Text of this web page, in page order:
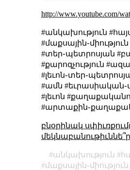
http://www.youtube.com/
#անկախություն
#տեր֊պետրոսյան
#քարոզչություն
#ամն
#լեւոն
բնօրինակ
անկախություն
մաքսային֊միություն